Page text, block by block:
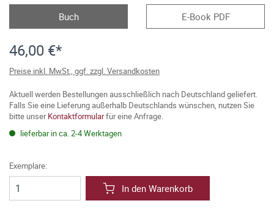
Buch E-Book PDF
46,00 €*
Preise inkl. MwSt., ggf. zzgl. Versandkosten
Aktuell werden Bestellungen ausschließlich nach Deutschland geliefert.
Falls Sie eine Lieferung außerhalb Deutschlands wünschen, nutzen Sie
bitte unserKontaktformularfür eine Anfrage.
lieferbar in ca. 2-4 Werktagen
Exemplare:
In den Warenkorb